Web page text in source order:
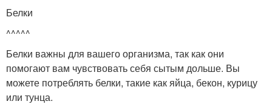
Белки
^^^^^
Белки важны для вашего организма, так как они
помогают вам чувствовать себя сытым дольше. Вы
можете потреблять белки, такие как яйца, бекон, курицу
или тунца.